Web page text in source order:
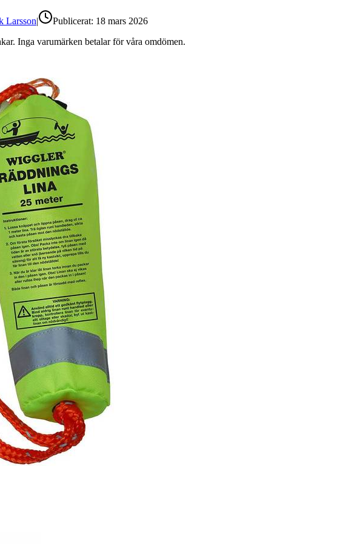
Larsson| Publicerat: 18 mars 2026
Inga varumärken betalar för våra omdömen.